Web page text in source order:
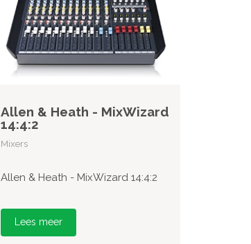
Allen & Heath - MixWizard
14:4:2
Mixers
Allen & Heath - MixWizard 14:4:2
Lees meer